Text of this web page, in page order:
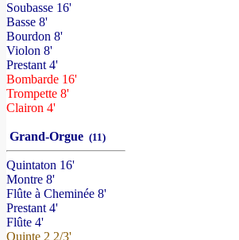
Soubasse 16'
Basse 8'
Bourdon 8'
Violon 8'
Prestant 4'
Bombarde 16'
Trompette 8'
Clairon 4'
Grand-Orgue (11)
Quintaton 16'
Montre 8'
Flûte à Cheminée 8'
Prestant 4'
Flûte 4'
Quinte 2 2/3'